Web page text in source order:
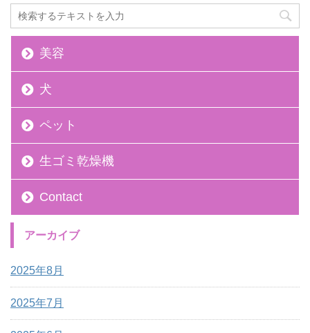
美容
犬
ペット
生ゴミ乾燥機
Contact
アーカイブ
2025年8月
2025年7月